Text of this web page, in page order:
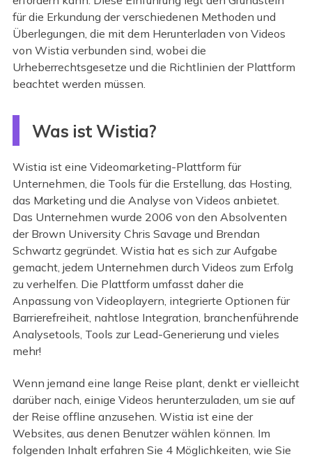
für die Erkundung der verschiedenen Methoden und
Überlegungen, die mit dem Herunterladen von Videos
von Wistia verbunden sind, wobei die
Urheberrechtsgesetze und die Richtlinien der Plattform
beachtet werden müssen.
Was ist Wistia?
Wistia ist eine Videomarketing-Plattform für
Unternehmen, die Tools für die Erstellung, das Hosting,
das Marketing und die Analyse von Videos anbietet.
Das Unternehmen wurde 2006 von den Absolventen
der Brown University Chris Savage und Brendan
Schwartz gegründet. Wistia hat es sich zur Aufgabe
gemacht, jedem Unternehmen durch Videos zum Erfolg
zu verhelfen. Die Plattform umfasst daher die
Anpassung von Videoplayern, integrierte Optionen für
Barrierefreiheit, nahtlose Integration, branchenführende
Analysetools, Tools zur Lead-Generierung und vieles
mehr!
Wenn jemand eine lange Reise plant, denkt er vielleicht
darüber nach, einige Videos herunterzuladen, um sie auf
der Reise offline anzusehen. Wistia ist eine der
Websites, aus denen Benutzer wählen können. Im
folgenden Inhalt erfahren Sie 4 Möglichkeiten, wie Sie